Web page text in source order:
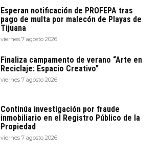
Esperan notificación de PROFEPA tras
pago de multa por malecón de Playas de
Tijuana
viernes 7 agosto 2026
Finaliza campamento de verano “Arte en
Reciclaje: Espacio Creativo”
viernes 7 agosto 2026
Continúa investigación por fraude
inmobiliario en el Registro Público de la
Propiedad
viernes 7 agosto 2026